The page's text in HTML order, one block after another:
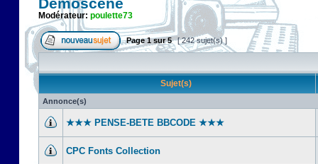
Demoscene
Modérateur: poulette73
Page1sur5 [ 242 sujet(s) ]
Sujet(s)
Annonce(s)
★★★ PENSE-BETE BBCODE ★★★
CPC Fonts Collection